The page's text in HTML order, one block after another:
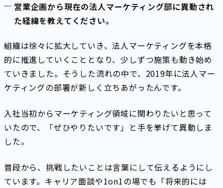
営業企画から現在の法人マーケティング部に異動され
た経緯を教えてください。
組織は徐々に拡大していき、法人マーケティングを本格
的に推進していくこととなり、少しずつ施策も動き始め
ていきました。そうした流れの中で、2019年に法人マー
ケティングの部署が新しく立ちあがったんです。
入社当初からマーケティング領域に関わりたいと思って
いたので、「ぜひやりたいです」と手を挙げて異動しま
した。
普段から、挑戦したいことは言葉にして伝えるようにし
ています。キャリア面談や1on1の場でも「将来的には